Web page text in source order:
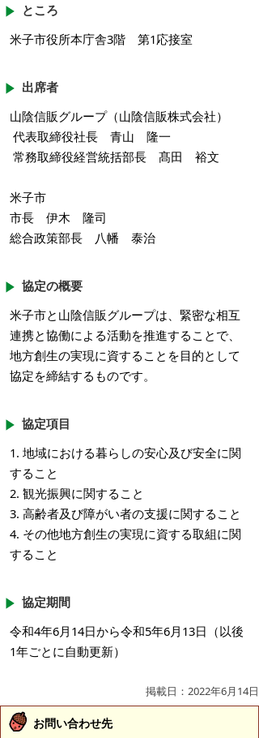
ところ
米子市役所本庁舎3階 第1応接室
出席者
山陰信販グループ（山陰信販株式会社）
代表取締役社長 青山 隆一
常務取締役経営統括部長 髙田 裕文
米子市
市長 伊木 隆司
総合政策部長 八幡 泰治
協定の概要
米子市と山陰信販グループは、緊密な相互
連携と協働による活動を推進することで、
地方創生の実現に資することを目的として
協定を締結するものです。
協定項目
1. 地域における暮らしの安心及び安全に関
すること
2. 観光振興に関すること
3. 高齢者及び障がい者の支援に関すること
4. その他地方創生の実現に資する取組に関
すること
協定期間
令和4年6月14日から令和5年6月13日（以後
1年ごとに自動更新）
掲載日：2022年6月14日
お問い合わせ先